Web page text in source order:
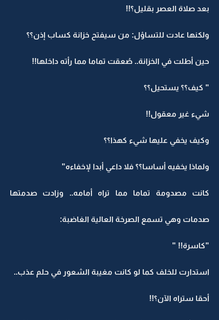
بعد صلاة العصر بقليل؟!!
ولكنها عادت للتساؤل: من سيفتح خزانة كساب إذن؟؟
حين أطلت في الخزانة.. صُعقت تماما مما رأته داخلها!!
" كيف؟؟ يستحيل؟؟
شيء غير معقول!!
وكيف يخفي عليها شيء كهذا؟؟
ولماذا يخفيه أساسا؟؟ فلا داعي أبدا لإخفاءه"
كانت مصدومة تماما مما تراه أمامه.. وزادت صدمتها
صدمات وهي تسمع الصرخة العالية الغاضبة:
"كاسرة!! "
استدارت للخلف كما لو كانت مغيبة الشعور في حلم عذب..
أحقا ستراه الآن؟!!